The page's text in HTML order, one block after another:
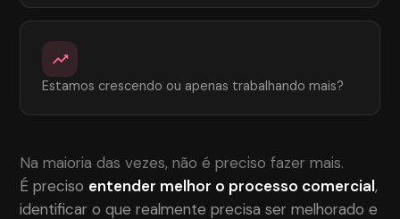
trending_up
Estamos crescendo ou apenas trabalhando mais?
Na maioria das vezes, não é preciso fazer mais.
É preciso entender melhor o processo comercial,
identificar o que realmente precisa ser melhorado e